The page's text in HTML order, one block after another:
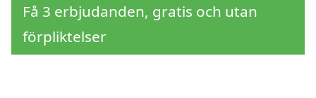
Få 3 erbjudanden, gratis och utan
förpliktelser